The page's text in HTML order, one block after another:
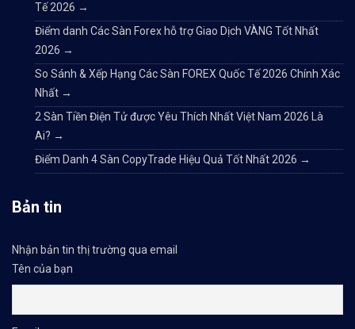
Tế 2026 →
Điểm danh Các Sàn Forex hỗ trợ Giao Dịch VÀNG Tốt Nhất
2026 →
So Sánh & Xếp Hạng Các Sàn FOREX Quốc Tế 2026 Chính Xác
Nhất →
2 Sàn Tiền Điện Tử được Yêu Thích Nhất Việt Nam 2026 Là
Ai? →
Điểm Danh 4 Sàn CopyTrade Hiệu Quả Tốt Nhất 2026 →
Bản tin
Nhận bản tin thị trường qua email
Tên của bạn